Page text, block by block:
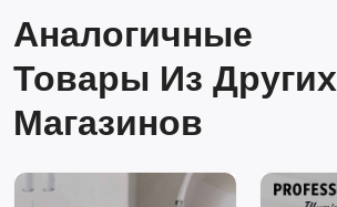
Аналогичные
Товары Из Других
Магазинов